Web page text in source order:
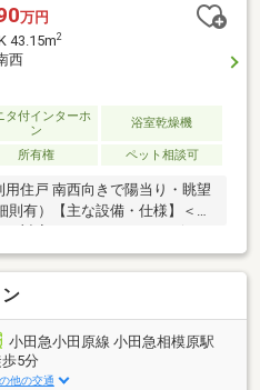
万円
43.15m2
西
タ付インターホ
ン
浴室乾燥機
所有権 ペット相談可
住戸 南西向きで陽当り・眺望
則有）【主な設備・仕様】＜共
対応セキュリティードア(エン
井構造 ・24時間ゴミ出し可
ティリティスタジオ ・ユーティ
ックス・全スペース(22区画)
倉庫 ＜専有部分＞(LDK) TES(ガ
) 魔法びん浴槽 ・マイクロバブ
換気乾燥機 (キッチン) 浄水器一
器洗浄乾燥機(パウダールーム)
小田急小田原線 小田急相模原駅
5分
他の交通